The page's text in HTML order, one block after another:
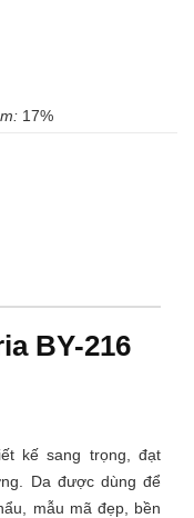
17%
BY-216
kế sang trọng, đạt
Da được dùng để
mẫu mã đẹp, bền